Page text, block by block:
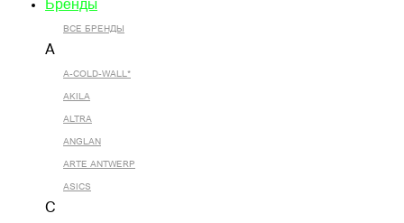
Бренды
ВСЕ БРЕНДЫ
A
A-COLD-WALL*
AKILA
ALTRA
ANGLAN
ARTE ANTWERP
ASICS
C